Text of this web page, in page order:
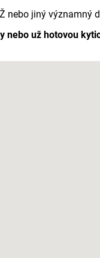
jiný významný
nebo už hotovou